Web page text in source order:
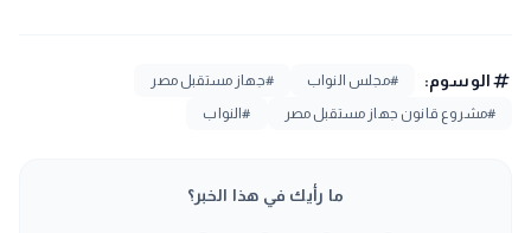
tagالوسوم: #مجلس النواب
#جهاز مستقبل مصر
#مشروع قانون جهاز مستقبل مصر
#النواب
ما رأيك في هذا الخبر؟